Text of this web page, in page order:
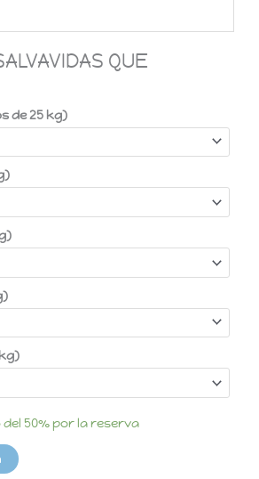
QUE
de 25 kg)
50%por la reserva